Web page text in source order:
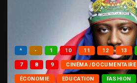
^ - 1 10 11 12 13
7 8 9 CINÉMA /DOCUMENTAIRE
ÉCONOMIE EDUCATION FASHION